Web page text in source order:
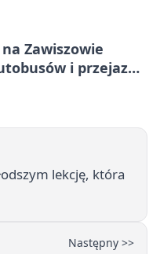
Zawiszowie
i przejazd
lekcję, która
Następny >>